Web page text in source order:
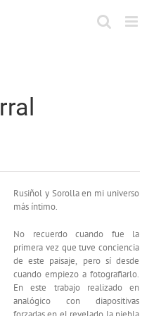
Rusiñol y Sorolla en mi universo
más íntimo.
No recuerdo cuando fue la
primera vez que tuve conciencia
de este paisaje, pero sí desde
cuando empiezo a fotografiarlo.
En este trabajo realizado en
analógico con diapositivas